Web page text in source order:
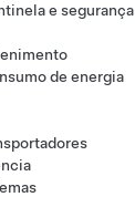
e segurança
de energia